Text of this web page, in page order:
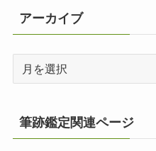
アーカイブ
イ
筆跡鑑定関連ページ